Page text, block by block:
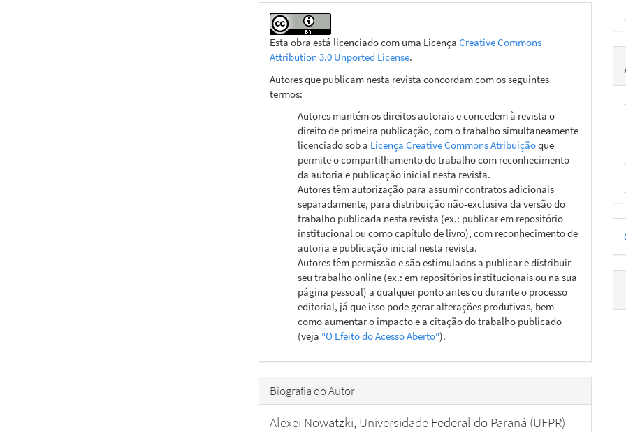
Esta obra está licenciado com uma LicençaCreative Commons
Attribution 3.0 Unported License.
Autores que publicam nesta revista concordam com os seguintes
termos:
Autores mantém os direitos autorais e concedem à revista o
direito de primeira publicação, com o trabalho simultaneamente
licenciado sob a Licença Creative Commons Atribuiçãoque
permite o compartilhamento do trabalho com reconhecimento
da autoria e publicação inicial nesta revista.
Autores têm autorização para assumir contratos adicionais
separadamente, para distribuição não-exclusiva da versão do
trabalho publicada nesta revista (ex.: publicar em repositório
institucional ou como capítulo de livro), com reconhecimento de
autoria e publicação inicial nesta revista.
Autores têm permissão e são estimulados a publicar e distribuir
seu trabalho online (ex.: em repositórios institucionais ou na sua
página pessoal) a qualquer ponto antes ou durante o processo
editorial, já que isso pode gerar alterações produtivas, bem
como aumentar o impacto e a citação do trabalho publicado
(veja "O Efeito do Acesso Aberto").
Biografia do Autor
Alexei Nowatzki, Universidade Federal do Paraná (UFPR)